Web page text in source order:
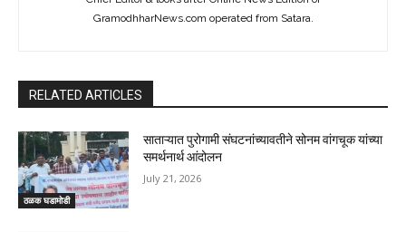
GramodhharNews.com operated from Satara.
RELATED ARTICLES
ठळक घडामोडी
साताऱ्यात पुरोगामी संघटनांच्यावतीने सोनम वांगचूक यांच्या
समर्थनार्थ आंदोलन
July 21, 2026